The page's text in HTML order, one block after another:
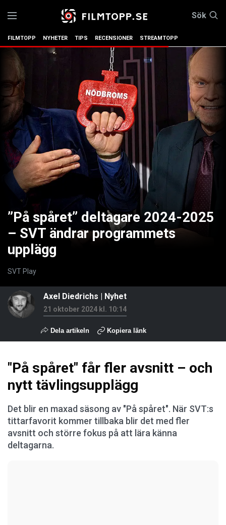
Sök
FILMTOPP NYHETER TIPS RECENSIONER STREAMTOPP
”På spåret” deltagare 2024-2025
– SVT ändrar programmets
upplägg
SVT Play
Axel Diedrichs | Nyhet
21 oktober 2024 kl. 10:14
Dela artikeln Kopiera länk
"På spåret" får fler avsnitt – och
nytt tävlingsupplägg
Det blir en maxad säsong av "På spåret". När SVT:s
tittarfavorit kommer tillbaka blir det med fler
avsnitt och större fokus på att lära känna
deltagarna.